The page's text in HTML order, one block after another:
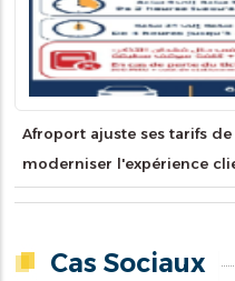
Afroport ajuste ses tarifs
moderniser l'expérience
Cas Sociaux